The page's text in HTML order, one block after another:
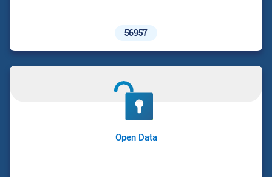
56957
Open Data